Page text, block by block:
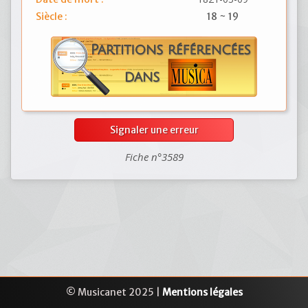
Siècle : 18 ~ 19
Signaler une erreur
Fiche n°3589
© Musicanet 2025 | Mentions légales